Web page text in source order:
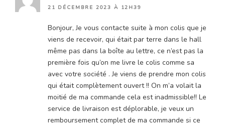
21 DÉCEMBRE 2023 À 12H39
‌Bonjour, Je vous contacte suite à mon colis que je
viens de recevoir, qui était par terre dans le hall
même pas dans la boîte au lettre, ce n’est pas la
première fois qu’on me livre le colis comme sa
avec votre société . Je viens de prendre mon colis
qui était complètement ouvert !! On m’a volait la
moitié de ma commande cela est inadmissible!! Le
service de livraison est déplorable, je veux un
remboursement complet de ma commande si ce